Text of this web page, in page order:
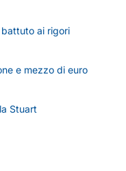
battuto ai rigori
e mezzo di euro
Stuart